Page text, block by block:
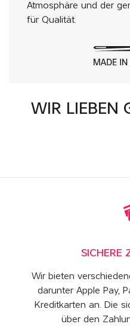
Atmosphäre und der
für Qualität.
WIR LIEBEN
SICHERE
Wir bieten
darunter Apple Pay,
Kreditkarten an. Die
über den